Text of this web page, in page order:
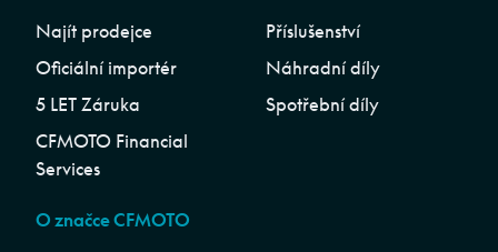
Najít prodejce
Oficiální importér
5 LET Záruka
CFMOTO Financial
Services
Příslušenství
Náhradní díly
Spotřební díly
O značce CFMOTO